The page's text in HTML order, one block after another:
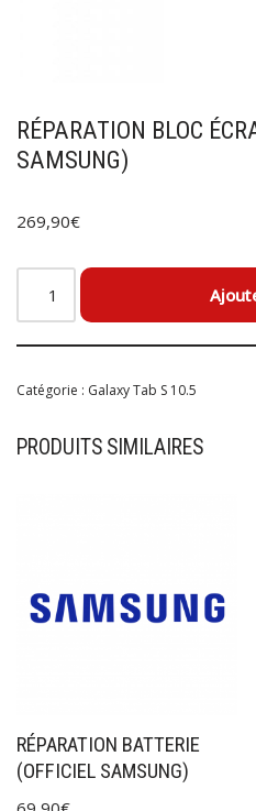
RÉPARATION BLOC
SAMSUNG)
269,90€
Catégorie : Galaxy Tab S 10.5
PRODUITS SIMILAIRES
RÉPARATION BATTERIE
(OFFICIEL SAMSUNG)